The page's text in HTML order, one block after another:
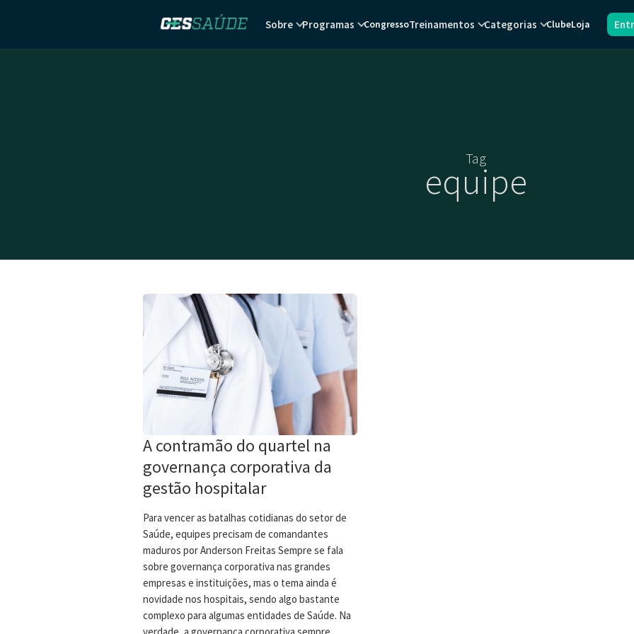
Sobre Programas CongressoTreinamentos Categorias ClubeLoja
Tag
equipe
A contramão do quartel na
governança corporativa da
gestão hospitalar
Para vencer as batalhas cotidianas do setor de
Saúde, equipes precisam de comandantes
maduros por Anderson Freitas Sempre se fala
sobre governança corporativa nas grandes
empresas e instituições, mas o tema ainda é
novidade nos hospitais, sendo algo bastante
complexo para algumas entidades de Saúde. Na